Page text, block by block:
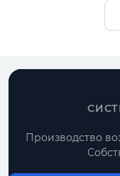
толщину,
монтажную
Все круглые
По проекту
типовые
Производство